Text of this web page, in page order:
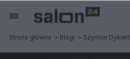
Strona główna Blogi Szymon Dykiert